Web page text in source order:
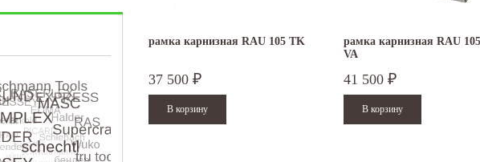
рамка карнизная RAU 105 TK
37 500 ₽
рамка карнизная RAU
VA
41 500 ₽